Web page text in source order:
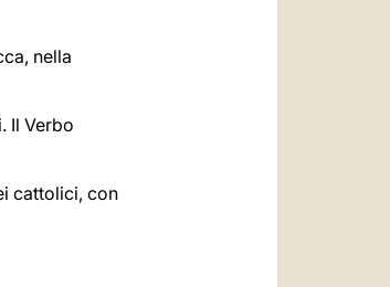
nella
Il Verbo
cattolici, con